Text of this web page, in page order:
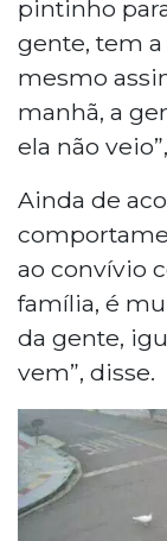
pintinho
gente, tem a
mesmo
manhã, a
ela não
Ainda de
ao convívio
família, é
da gente,
vem”, disse.